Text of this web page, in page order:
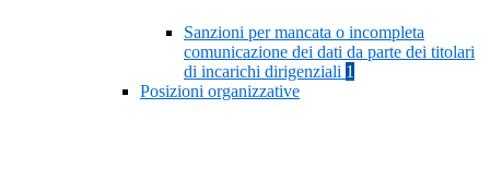
Sanzioni per mancata o incompleta
comunicazione dei dati da parte dei titolari
di incarichi dirigenziali 1
Posizioni organizzative